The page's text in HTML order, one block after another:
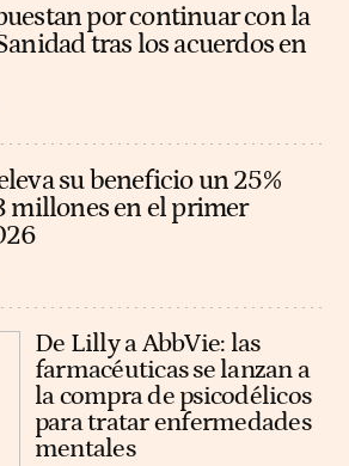
por continuar con la
tras los acuerdos en
su beneficio un 25%
millones en el primer
De Lilly a AbbVie: las
farmacéuticas se lanzan a
la compra de psicodélicos
para tratar enfermedades
mentales